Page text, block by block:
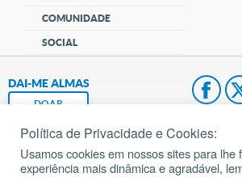
COMUNIDADE
SOCIAL
DAI-ME ALMAS
DOAR
Fundação João Paulo II
Política de Privacidade e Cookies:
Usamos cookies em nossos sites para lhe
experiência mais dinâmica e agradável,